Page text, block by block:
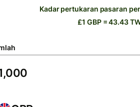
Kadar pertukaran pasaran
£1 GBP = 43.43